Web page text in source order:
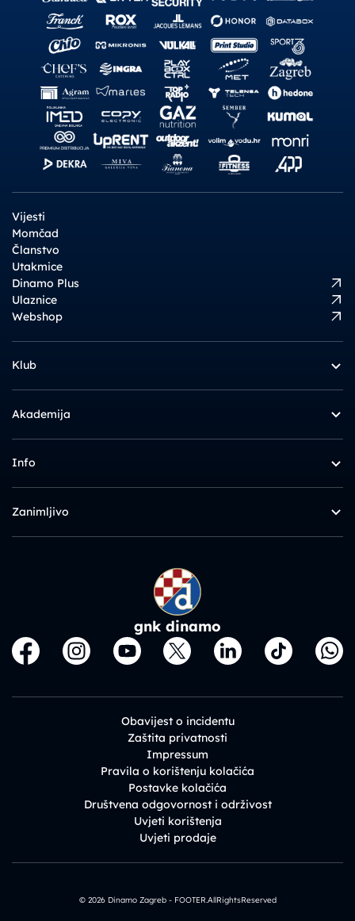
Vijesti
Momčad
Članstvo
Utakmice
Dinamo Plus
Ulaznice
Webshop
Klub
Akademija
Info
Zanimljivo
gnk dinamo
Obavijest o incidentu
Zaštita privatnosti
Impressum
Pravila o korištenju kolačića
Postavke kolačića
Društvena odgovornost i održivost
Uvjeti korištenja
Uvjeti prodaje
© 2026 Dinamo Zagreb - FOOTER.AllRightsReserved